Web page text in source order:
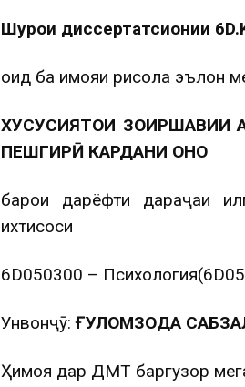
Шурои диссертатсионии
оид ба ҳимояи рисола эълон
ХУСУСИЯТҲОИ ЗОҲИРШАВИИ
ПЕШГИРӢ КАРДАНИ ОНҲО
барои дарёфти дараҷаи
ихтисоси
6D050300 –
Унвонҷӯ:ҒУЛОМЗОДА
Ҳимоя дар ДМТ баргузор